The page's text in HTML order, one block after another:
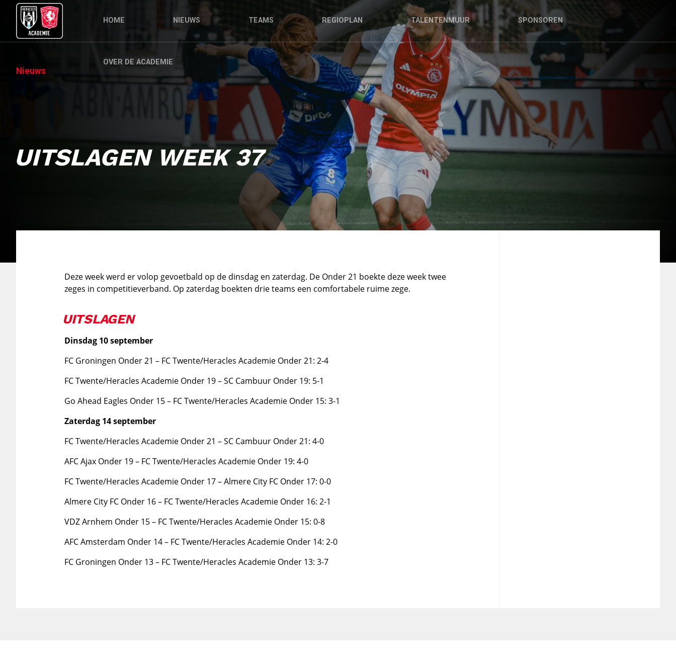
HOME NIEUWS TEAMS REGIOPLAN TALENTENMUUR SPONSOREN
OVER DE ACADEMIE
Nieuws
UITSLAGEN WEEK 37
Deze week werd er volop gevoetbald op de dinsdag en zaterdag. De Onder 21 boekte deze week twee
zeges in competitieverband. Op zaterdag boekten drie teams een comfortabele ruime zege.
UITSLAGEN
Dinsdag 10 september
FC Groningen Onder 21 – FC Twente/Heracles Academie Onder 21: 2-4
FC Twente/Heracles Academie Onder 19 – SC Cambuur Onder 19: 5-1
Go Ahead Eagles Onder 15 – FC Twente/Heracles Academie Onder 15: 3-1
Zaterdag 14 september
FC Twente/Heracles Academie Onder 21 – SC Cambuur Onder 21: 4-0
AFC Ajax Onder 19 – FC Twente/Heracles Academie Onder 19: 4-0
FC Twente/Heracles Academie Onder 17 – Almere City FC Onder 17: 0-0
Almere City FC Onder 16 – FC Twente/Heracles Academie Onder 16: 2-1
VDZ Arnhem Onder 15 – FC Twente/Heracles Academie Onder 15: 0-8
AFC Amsterdam Onder 14 – FC Twente/Heracles Academie Onder 14: 2-0
FC Groningen Onder 13 – FC Twente/Heracles Academie Onder 13: 3-7